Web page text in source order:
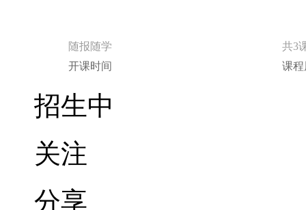
随报随学
共3
开课时间
课
招生中
关注
分享